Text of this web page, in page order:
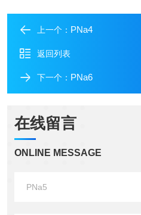
上一个： PNa4
返回列表
下一个： PNa6
在线留言
ONLINE MESSAGE